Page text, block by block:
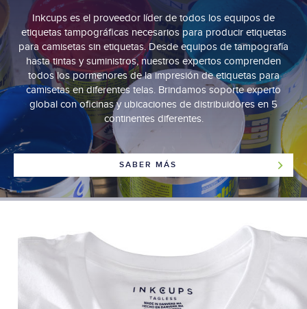
Inkcups es el proveedor líder de todos los equipos de
etiquetas tampográficas necesarios para producir etiquetas
para camisetas sin etiquetas. Desde equipos de tampografía
hasta tintas y suministros, nuestros expertos comprenden
todos los pormenores de la impresión de etiquetas para
camisetas en diferentes telas. Brindamos soporte experto
global con oficinas y ubicaciones de distribuidores en 5
continentes diferentes.
SABER MÁS